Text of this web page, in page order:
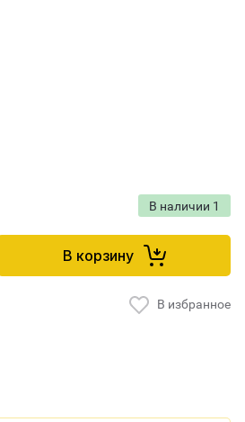
В наличии 1
В корзину
В избранное